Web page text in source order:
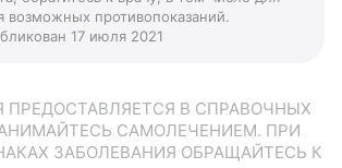
возможных противопоказаний.
17 июля 2021
В СПРАВОЧНЫХ
САМОЛЕЧЕНИЕМ. ПРИ
ЗАБОЛЕВАНИЯ ОБРАЩАЙТЕСЬ К